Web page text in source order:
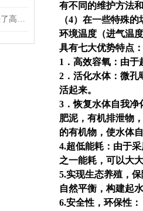
吸吹两用高压风机为用户提供了高效可靠的服务
有不同的维护方法
（4）在一些特殊
环境温度（进气温
具有七大优势特点：
1．高效容氧：由
2．活化水体：微孔
活起来。
3．恢复水体自我净
肥泥，有机排泄物
的有机物，使水体
4.超低能耗：由于
之一能耗，可以大
5.实现生态养殖，
自然平衡，构建起
6.安全性，环保性